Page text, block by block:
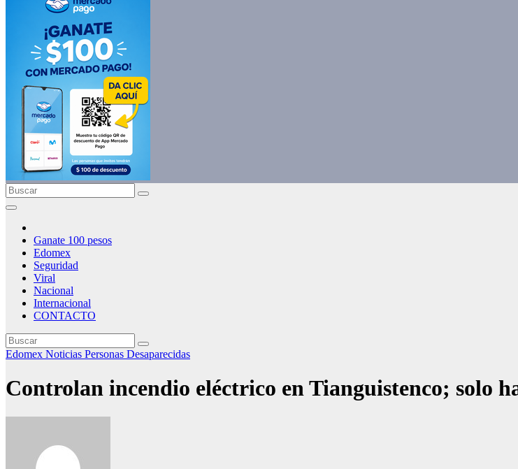
Ganate 100 pesos
Edomex
Seguridad
Viral
Nacional
Internacional
CONTACTO
Edomex Noticias Personas Desaparecidas
Controlan incendio eléctrico en Tianguistenco; solo